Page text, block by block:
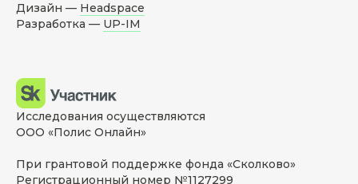
Дизайн — Headspace
Разработка — UP-IM
Исследования осуществляются
ООО «Полис Онлайн»
При грантовой поддержке фонда «Сколково»
Регистрационный номер №1127299